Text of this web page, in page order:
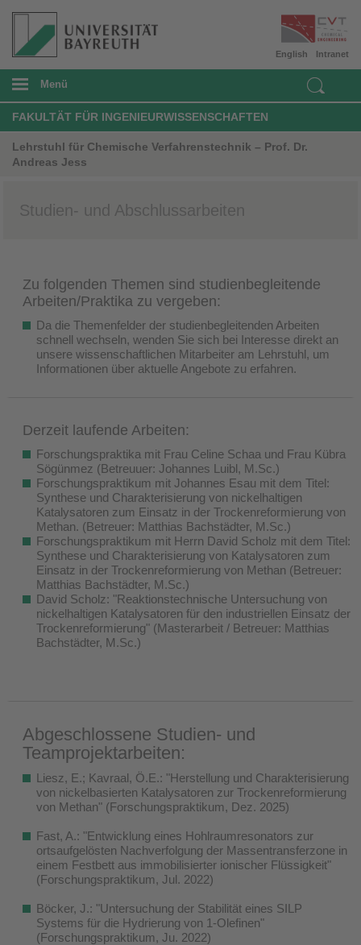
Intranet
English
Menü
FAKULTÄT FÜR INGENIEURWISSENSCHAFTEN
Lehrstuhl für Chemische Verfahrenstechnik – Prof. Dr.
Andreas Jess
Studien- und Abschlussarbeiten
Zu folgenden Themen sind studienbegleitende
Arbeiten/Praktika zu vergeben:
Da die Themenfelder der studienbegleitenden Arbeiten
schnell wechseln, wenden Sie sich bei Interesse direkt an
unsere wissenschaftlichen Mitarbeiter am Lehrstuhl, um
Informationen über aktuelle Angebote zu erfahren.
Derzeit laufende Arbeiten:
Forschungspraktika mit Frau Celine Schaa und Frau Kübra
Sögünmez (Betreuuer: Johannes Luibl, M.Sc.)
Forschungspraktikum mit Johannes Esau mit dem Titel:
Synthese und Charakterisierung von nickelhaltigen
Katalysatoren zum Einsatz in der Trockenreformierung von
Methan. (Betreuer: Matthias Bachstädter, M.Sc.)
Forschungspraktikum mit Herrn David Scholz mit dem Titel:
Synthese und Charakterisierung von Katalysatoren zum
Einsatz in der Trockenreformierung von Methan (Betreuer:
Matthias Bachstädter, M.Sc.)
David Scholz: "Reaktionstechnische Untersuchung von
nickelhaltigen Katalysatoren für den industriellen Einsatz der
Trockenreformierung" (Masterarbeit / Betreuer: Matthias
Bachstädter, M.Sc.)
Abgeschlossene Studien- und
Teamprojektarbeiten:
Liesz, E.; Kavraal, Ö.E.: "Herstellung und Charakterisierung
von nickelbasierten Katalysatoren zur Trockenreformierung
von Methan" (Forschungspraktikum, Dez. 2025)
Fast, A.: "Entwicklung eines Hohlraumresonators zur
ortsaufgelösten Nachverfolgung der Massentransferzone in
einem Festbett aus immobilisierter ionischer Flüssigkeit"
(Forschungspraktikum, Jul. 2022)
Böcker, J.: "Untersuchung der Stabilität eines SILP
Systems für die Hydrierung von 1-Olefinen"
(Forschungspraktikum, Ju. 2022)